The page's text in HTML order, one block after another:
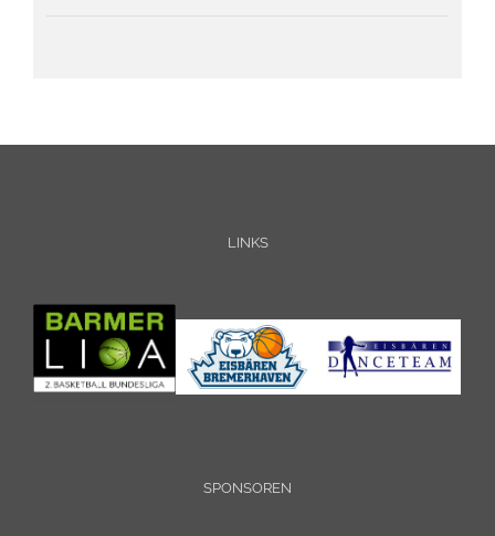
LINKS
SPONSOREN